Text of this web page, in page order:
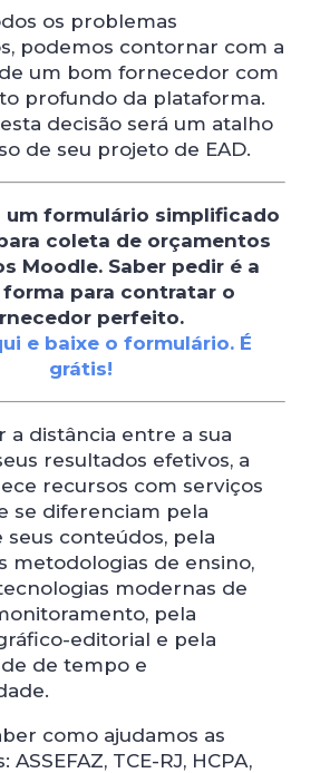
os problemas
podemos contornar com a
um bom fornecedor com
profundo da plataforma.
decisão será um atalho
de seu projeto de EAD.
um formulário simplificado
coleta de orçamentos
Moodle. Saber pedir é a
para contratar o
perfeito.
e baixe o formulário. É
grátis!
a distância entre a sua
resultados efetivos, a
recursos com serviços
se diferenciam pela
seus conteúdos, pela
metodologias de ensino,
modernas de
pela
editorial e pela
de tempo e
como ajudamos as
TCE-RJ, HCPA,